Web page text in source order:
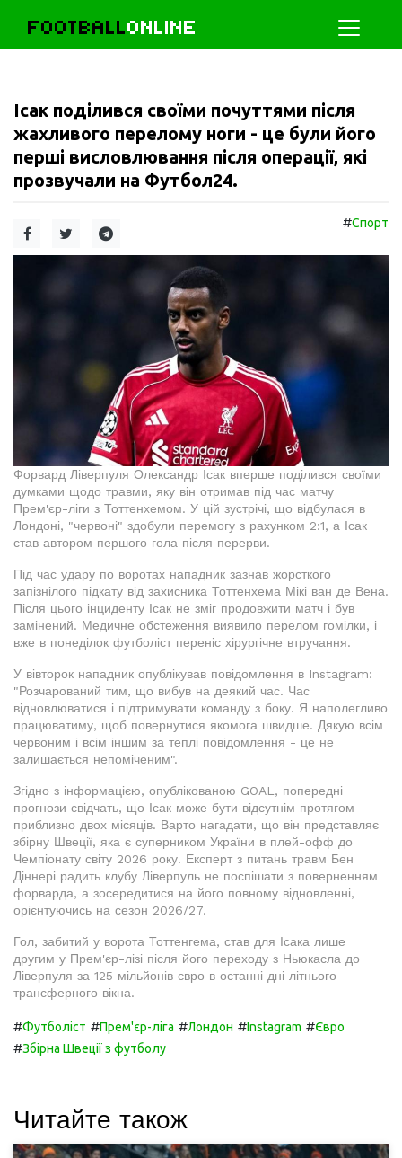
FOOTBALLONLINE
Ісак поділився своїми почуттями після
жахливого перелому ноги - це були його
перші висловлювання після операції, які
прозвучали на Футбол24.
#Спорт
Форвард Ліверпуля Олександр Ісак вперше поділився своїми
думками щодо травми, яку він отримав під час матчу
Прем'єр-ліги з Тоттенхемом. У цій зустрічі, що відбулася в
Лондоні, "червоні" здобули перемогу з рахунком 2:1, а Ісак
став автором першого гола після перерви.
Під час удару по воротах нападник зазнав жорсткого
запізнілого підкату від захисника Тоттенхема Мікі ван де Вена.
Після цього інциденту Ісак не зміг продовжити матч і був
замінений. Медичне обстеження виявило перелом гомілки, і
вже в понеділок футболіст переніс хірургічне втручання.
У вівторок нападник опублікував повідомлення в Instagram:
"Розчарований тим, що вибув на деякий час. Час
відновлюватися і підтримувати команду з боку. Я наполегливо
працюватиму, щоб повернутися якомога швидше. Дякую всім
червоним і всім іншим за теплі повідомлення - це не
залишається непоміченим".
Згідно з інформацією, опублікованою GOAL, попередні
прогнози свідчать, що Ісак може бути відсутнім протягом
приблизно двох місяців. Варто нагадати, що він представляє
збірну Швеції, яка є суперником України в плей-офф до
Чемпіонату світу 2026 року. Експерт з питань травм Бен
Діннері радить клубу Ліверпуль не поспішати з поверненням
форварда, а зосередитися на його повному відновленні,
орієнтуючись на сезон 2026/27.
Гол, забитий у ворота Тоттенгема, став для Ісака лише
другим у Прем'єр-лізі після його переходу з Ньюкасла до
Ліверпуля за 125 мільйонів євро в останні дні літнього
трансферного вікна.
#Футболіст #Прем'єр-ліга #Лондон #Instagram #Євро
#Збірна Швеції з футболу
Читайте також